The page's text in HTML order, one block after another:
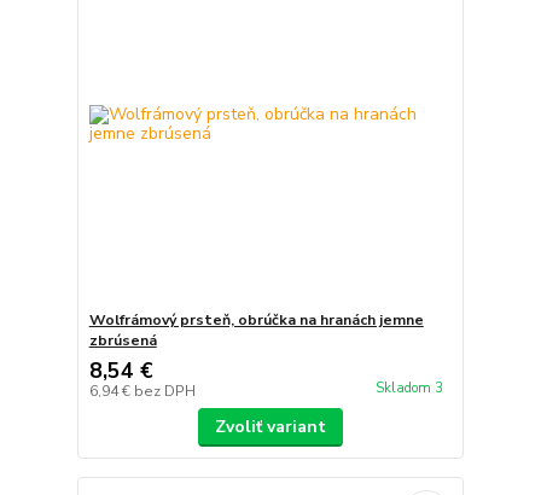
Wolfrámový prsteň, obrúčka na hranách jemne
zbrúsená
8,54 €
6,94 € bez DPH Skladom 3
Zvoliť variant